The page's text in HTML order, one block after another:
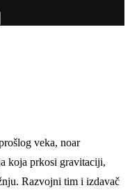
veka, noar
koja prkosi gravitaciji,
Razvojni tim i izdavač